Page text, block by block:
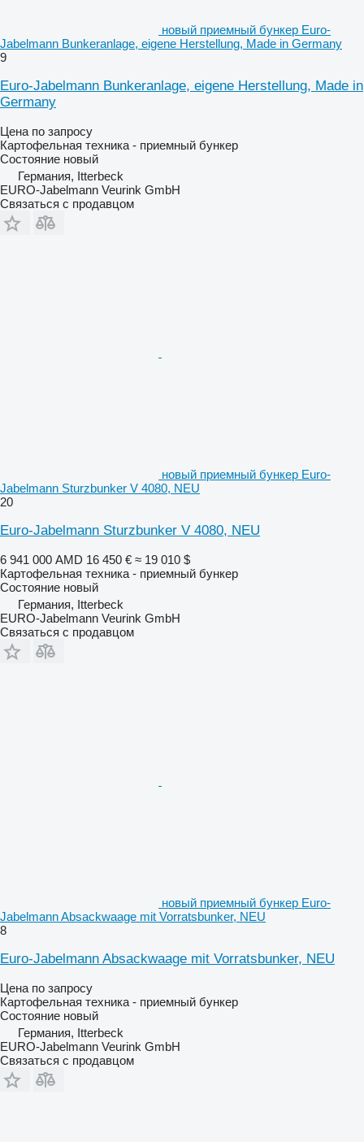
новый приемный бункер Euro-
Jabelmann Bunkeranlage, eigene Herstellung, Made in Germany
9
Euro-Jabelmann Bunkeranlage, eigene Herstellung, Made in
Germany
Цена по запросу
Картофельная техника - приемный бункер
Состояние новый
Германия, Itterbeck
EURO-Jabelmann Veurink GmbH
Связаться с продавцом
новый приемный бункер Euro-
Jabelmann Sturzbunker V 4080, NEU
20
Euro-Jabelmann Sturzbunker V 4080, NEU
6 941 000 AMD 16 450 € ≈ 19 010 $
Картофельная техника - приемный бункер
Состояние новый
Германия, Itterbeck
EURO-Jabelmann Veurink GmbH
Связаться с продавцом
новый приемный бункер Euro-
Jabelmann Absackwaage mit Vorratsbunker, NEU
8
Euro-Jabelmann Absackwaage mit Vorratsbunker, NEU
Цена по запросу
Картофельная техника - приемный бункер
Состояние новый
Германия, Itterbeck
EURO-Jabelmann Veurink GmbH
Связаться с продавцом